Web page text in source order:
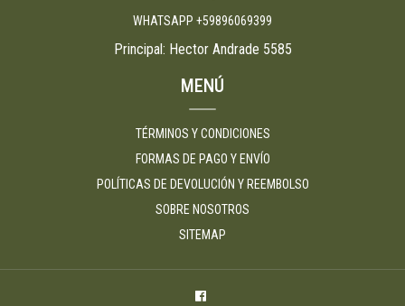
WHATSAPP +59896069399
Principal: Hector Andrade 5585
MENÚ
TÉRMINOS Y CONDICIONES
FORMAS DE PAGO Y ENVÍO
POLÍTICAS DE DEVOLUCIÓN Y REEMBOLSO
SOBRE NOSOTROS
SITEMAP